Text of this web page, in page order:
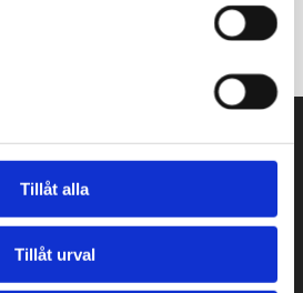
Tillåt alla
Tillåt urval
Tony Öblom 019 289 2335